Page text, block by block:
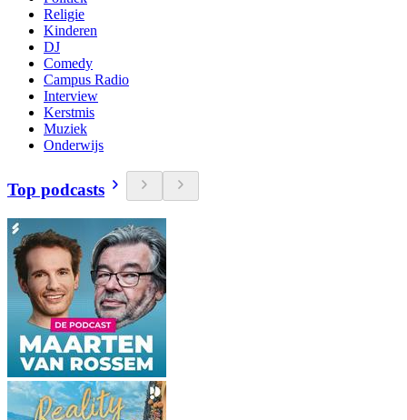
Religie
Kinderen
DJ
Comedy
Campus Radio
Interview
Kerstmis
Muziek
Onderwijs
Top podcasts